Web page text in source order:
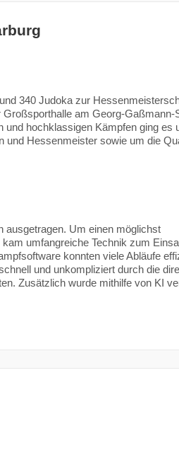
340 Judoka zur
am Georg-Gaßmann-
und hochklassigen Kämpfen ging es
und Hessenmeister sowie um die
ausgetragen. Um einen möglichst
umfangreiche Technik zum
konnten viele Abläufe
und unkompliziert durch die
Zusätzlich wurde mithilfe von KI